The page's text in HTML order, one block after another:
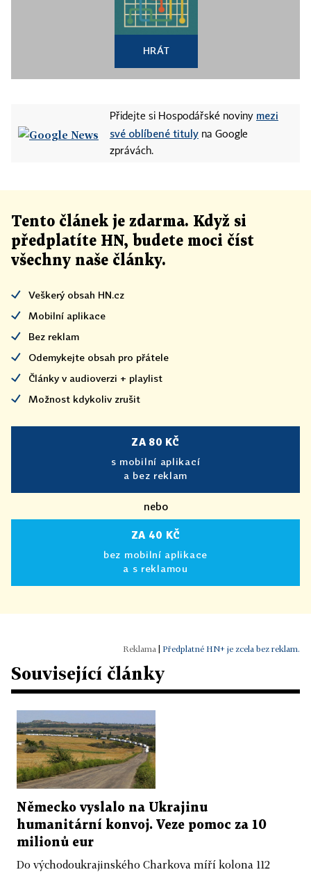
HRÁT
Přidejte si Hospodářské noviny mezi
své oblíbené tituly na Google
zprávách.
Tento článek je zdarma. Když si
předplatíte HN, budete moci číst
všechny naše články.
Veškerý obsah HN.cz
Mobilní aplikace
Bez reklam
Odemykejte obsah pro přátele
Články v audioverzi + playlist
Možnost kdykoliv zrušit
ZA 80 KČ
s mobilní aplikací
a bez reklam
nebo
ZA 40 KČ
bez mobilní aplikace
a s reklamou
Předplatné HN+ je zcela bez reklam.
Související články
Německo vyslalo na Ukrajinu
humanitární konvoj. Veze pomoc za 10
milionů eur
Do východoukrajinského Charkova míří kolona 112